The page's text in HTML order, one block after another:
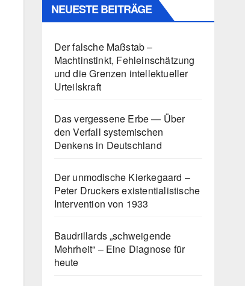
NEUESTE BEITRÄGE
Der falsche Maßstab –
Machtinstinkt, Fehleinschätzung
und die Grenzen intellektueller
Urteilskraft
Das vergessene Erbe — Über
den Verfall systemischen
Denkens in Deutschland
Der unmodische Kierkegaard –
Peter Druckers existentialistische
Intervention von 1933
Baudrillards „schweigende
Mehrheit“ – Eine Diagnose für
heute